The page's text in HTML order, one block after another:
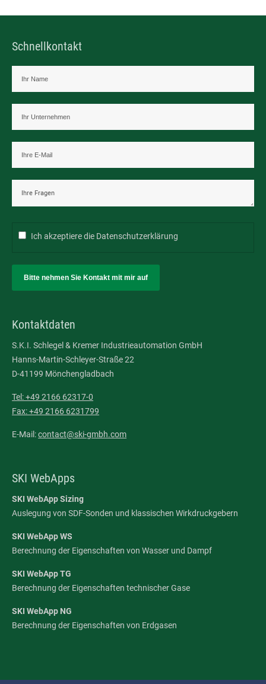
Schnellkontakt
Ich akzeptiere die Datenschutzerklärung
Bitte nehmen Sie Kontakt mit mir auf
Kontaktdaten
S.K.I. Schlegel & Kremer Industrieautomation GmbH
Hanns-Martin-Schleyer-Straße 22
D-41199 Mönchengladbach
Tel: +49 2166 62317-0
Fax: +49 2166 6231799
E-Mail:contact@ski-gmbh.com
SKI WebApps
SKI WebApp Sizing
Auslegung von SDF-Sonden und klassischen Wirkdruckgebern
SKI WebApp WS
Berechnung der Eigenschaften von Wasser und Dampf
SKI WebApp TG
Berechnung der Eigenschaften technischer Gase
SKI WebApp NG
Berechnung der Eigenschaften von Erdgasen